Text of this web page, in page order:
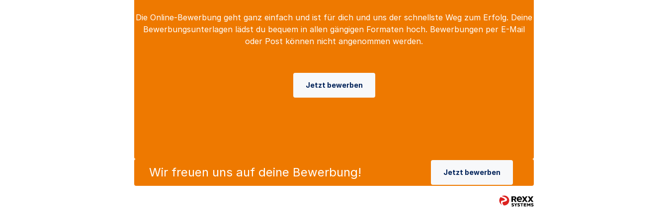
Die Online-Bewerbung geht ganz einfach und ist für dich und uns der schnellste Weg zum Erfolg. Deine
Bewerbungsunterlagen lädst du bequem in allen gängigen Formaten hoch. Bewerbungen per E-Mail
oder Post können nicht angenommen werden.
Jetzt bewerben
Wir freuen uns auf deine Bewerbung! Jetzt bewerben